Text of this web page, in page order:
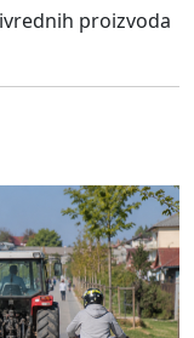
proizvoda